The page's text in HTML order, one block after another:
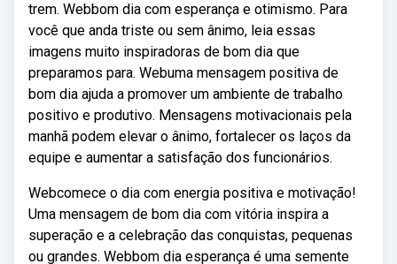
trem. Webbom dia com esperança e otimismo. Para
você que anda triste ou sem ânimo, leia essas
imagens muito inspiradoras de bom dia que
preparamos para. Webuma mensagem positiva de
bom dia ajuda a promover um ambiente de trabalho
positivo e produtivo. Mensagens motivacionais pela
manhã podem elevar o ânimo, fortalecer os laços da
equipe e aumentar a satisfação dos funcionários.
Webcomece o dia com energia positiva e motivação!
Uma mensagem de bom dia com vitória inspira a
superação e a celebração das conquistas, pequenas
ou grandes. Webbom dia esperança é uma semente